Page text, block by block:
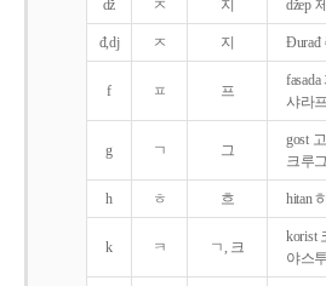
dž ㅈ 지 džep
đ,dj ㅈ 지 Ðurađ
f ㅍ 프
샤라프
g ㄱ 그
gost
크루그
h ㅎ 흐 hitan
k ㅋ ㄱ, 크
korist
야스